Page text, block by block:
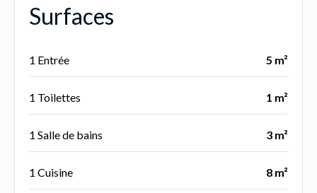
Surfaces
1 Entrée 5 m²
1 Toilettes 1 m²
1 Salle de bains 3 m²
1 Cuisine 8 m²